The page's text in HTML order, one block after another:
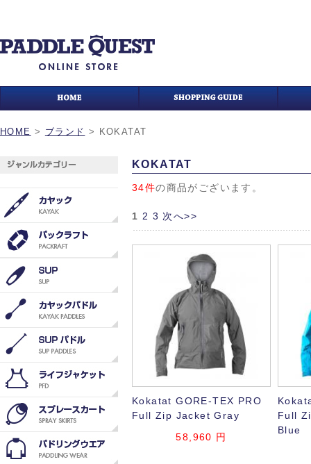
HOME > ブランド > KOKATAT
KOKATAT
34件の商品がございます。
1 2 3 次へ>>
Kokatat GORE-TEX PRO
Full Zip Jacket Gray
58,960 円
Full
Blue